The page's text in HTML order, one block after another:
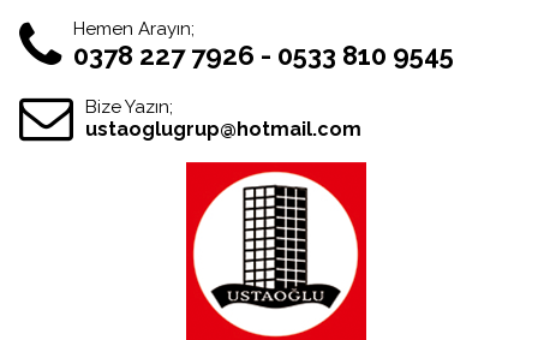
Hemen Arayın;
0378 227 7926 - 0533 810 9545
Bize Yazın;
ustaoglugrup@hotmail.com